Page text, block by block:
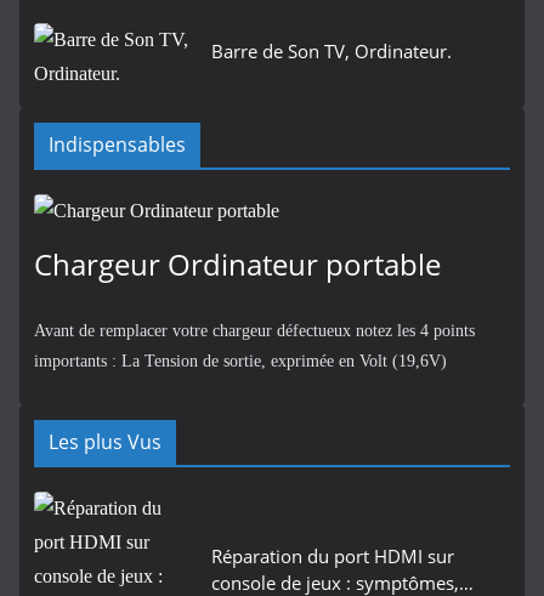
Barre de Son TV, Ordinateur.
Indispensables
Chargeur Ordinateur portable
Avant de remplacer votre chargeur défectueux notez les 4 points
importants : La Tension de sortie, exprimée en Volt (19,6V)
Les plus Vus
Réparation du port HDMI sur
console de jeux : symptômes,…